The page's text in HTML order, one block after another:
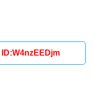
ID:W4nzEEDjm